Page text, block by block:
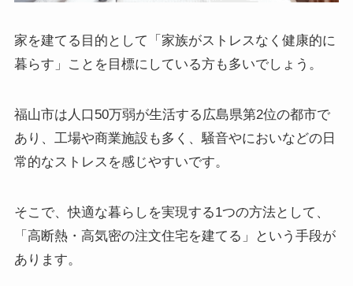
家を建てる目的として「家族がストレスなく健康的に
暮らす」ことを目標にしている方も多いでしょう。
福山市は人口50万弱が生活する広島県第2位の都市で
あり、工場や商業施設も多く、騒音やにおいなどの日
常的なストレスを感じやすいです。
そこで、快適な暮らしを実現する1つの方法として、
「高断熱・高気密の注文住宅を建てる」という手段が
あります。